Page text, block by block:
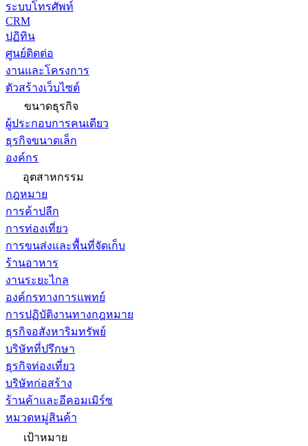
ระบบโทรศัพท์
CRM
ปฏิทิน
ศูนย์ติดต่อ
งานและโครงการ
ตัวสร้างเว็บไซต์
ขนาดธุรกิจ
ผู้ประกอบการคนเดียว
ธุรกิจขนาดเล็ก
องค์กร
อุตสาหกรรม
กฎหมาย
การค้าปลีก
การท่องเที่ยว
การขนส่งและพื้นที่จัดเก็บ
ร้านอาหาร
งานระยะไกล
องค์กรทางการแพทย์
การปฏิบัติงานทางกฎหมาย
ธุรกิจอสังหาริมทรัพย์
บริษัทที่ปรึกษา
ธุรกิจท่องเที่ยว
บริษัทก่อสร้าง
ร้านค้าและอีคอมเมิร์ซ
หมวดหมู่สินค้า
เป้าหมาย